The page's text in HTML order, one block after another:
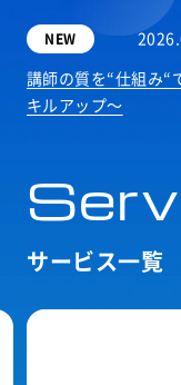
NEW
講師の質を“仕組み“
キルアップ～
サービス一覧